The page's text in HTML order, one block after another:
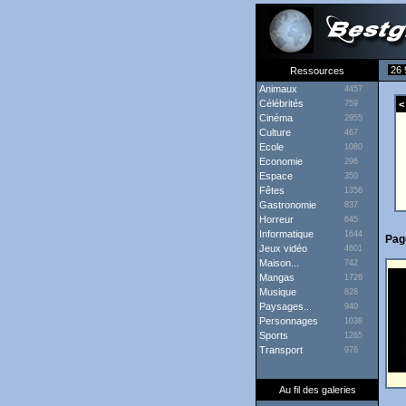
Ressources 26
Animaux
4457
Célébrités 759
Cinéma 2955
Culture 467
Ecole 1080
Economie 296
Espace 350
Fêtes 1356
Gastronomie 837
Horreur 645
Informatique 1644
Jeux vidéo 4601
Maison... 742
Mangas 1726
Musique 828
Paysages... 940
Personnages 1038
Sports 1265
Transport 976
Au fil des galeries